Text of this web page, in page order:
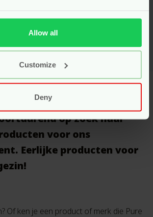
Allow all
Customize
Deny
op zoek naar
voor ons
Eerlijke producten voor
Of ken je een product of merk die Pure